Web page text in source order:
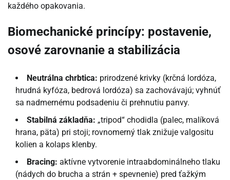
každého opakovania.
Biomechanické princípy: postavenie,
osové zarovnanie a stabilizácia
Neutrálna chrbtica: prirodzené krivky (krčná lordóza,
hrudná kyfóza, bedrová lordóza) sa zachovávajú; vyhnúť
sa nadmernému podsadeniu či prehnutiu panvy.
Stabilná základňa: „tripod“ chodidla (palec, malíková
hrana, päta) pri stoji; rovnomerný tlak znižuje valgositu
kolien a kolaps klenby.
Bracing: aktívne vytvorenie intraabdominálneho tlaku
(nádych do brucha a strán + spevnenie) pred ťažkým